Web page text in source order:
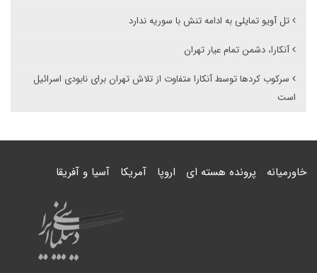
تل آویو تمایلی به ادامه تنش با سوریه ندارد
آنکارا، دشمن تمام عیار تهران
سرکوب کردها توسط آنکارا متفاوت از تلاش تهران برای نابودی اسرائیل
است
خاورمیانه پرونده هسته ای اروپا آمریکا آسیا و آفریقا